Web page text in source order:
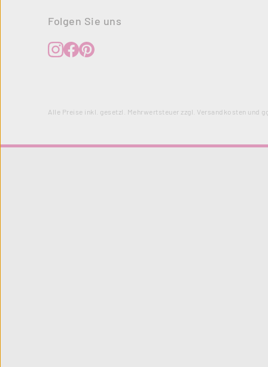
Folgen Sie uns
Alle Preise inkl. gesetzl. Mehrwertsteuer zzgl. Versandkosten und